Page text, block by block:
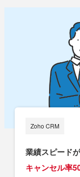
Zoho CRM
業績スピードが
キャンセル率